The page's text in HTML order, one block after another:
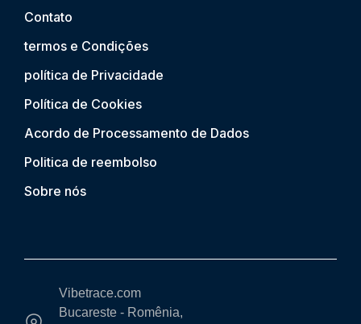
Contato
termos e Condições
política de Privacidade
Política de Cookies
Acordo de Processamento de Dados
Politica de reembolso
Sobre nós
Vibetrace.com
Bucareste - Romênia,